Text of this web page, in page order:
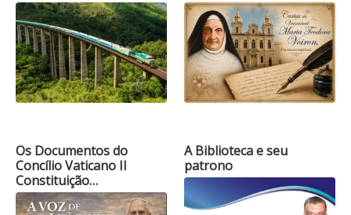
Os Documentos do
Concílio Vaticano II
Constituição…
A Biblioteca e seu
patrono